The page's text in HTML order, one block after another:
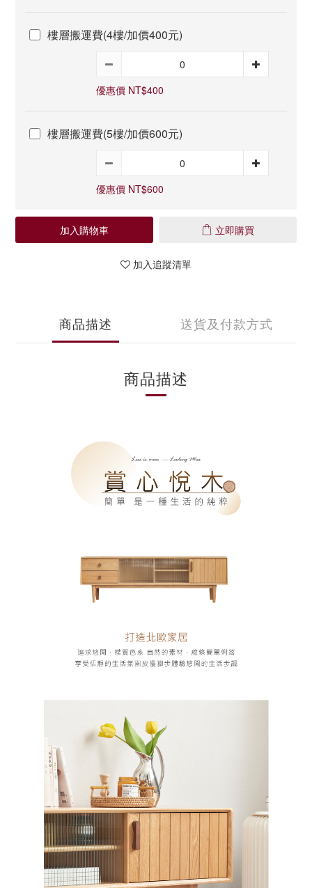
樓層搬運費(4樓/加價400元)
優惠價 NT$400
樓層搬運費(5樓/加價600元)
優惠價 NT$600
加入購物車 立即購買
加入追蹤清單
商品描述 送貨及付款方式
商品描述